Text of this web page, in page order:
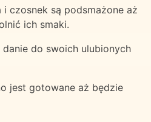
i czosnek są podsmażone aż
ich smaki.
do swoich ulubionych
jest gotowane aż będzie